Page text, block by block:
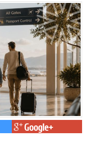
Google+